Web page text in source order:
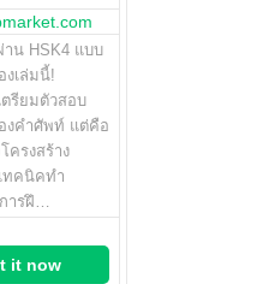
าน HSK4 แบบ
เล่มนี้!
ตรียมตัวสอบ
งคำศัพท์ แต่คือ
ครงสร้าง
ทคนิคทำ
ารฝึ…
it now